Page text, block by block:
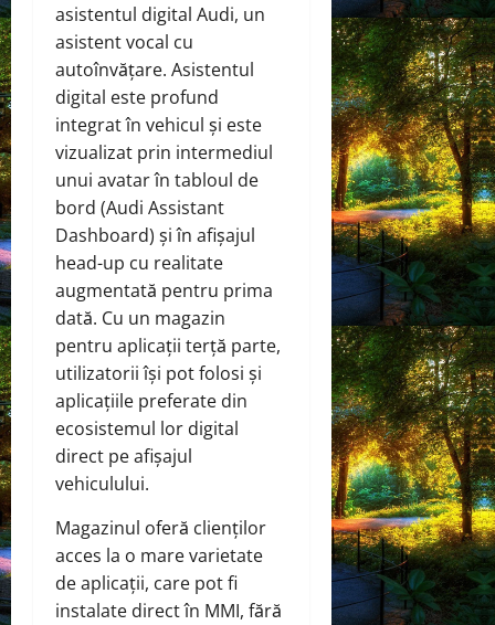
asistentul digital Audi, un
asistent vocal cu
autoînvățare. Asistentul
digital este profund
integrat în vehicul și este
vizualizat prin intermediul
unui avatar în tabloul de
bord (Audi Assistant
Dashboard) și în afișajul
head-up cu realitate
augmentată pentru prima
dată. Cu un magazin
pentru aplicații terță parte,
utilizatorii își pot folosi și
aplicațiile preferate din
ecosistemul lor digital
direct pe afișajul
vehiculului.
Magazinul oferă clienților
acces la o mare varietate
de aplicații, care pot fi
instalate direct în MMI, fără